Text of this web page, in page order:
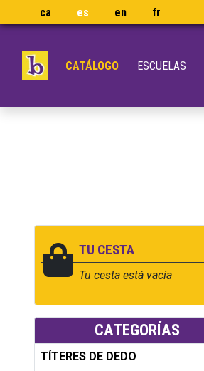
ca es en fr
CATÁLOGO ESCUELAS
TU CESTA
Tu cesta está vacía
CATEGORÍAS
TÍTERES DE DEDO